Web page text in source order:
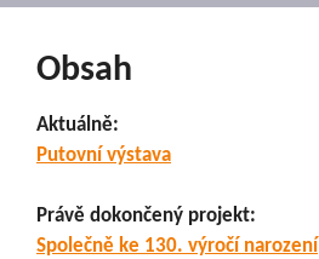
Obsah
Aktuálně:
Putovní výstava
Právě dokončený projekt:
Společně ke 130. výročí narození